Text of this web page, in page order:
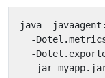
java -
-
-